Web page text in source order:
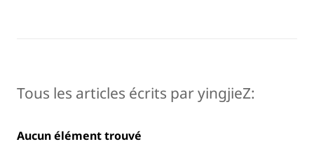
Tous les articles écrits par yingjieZ:
Aucun élément trouvé